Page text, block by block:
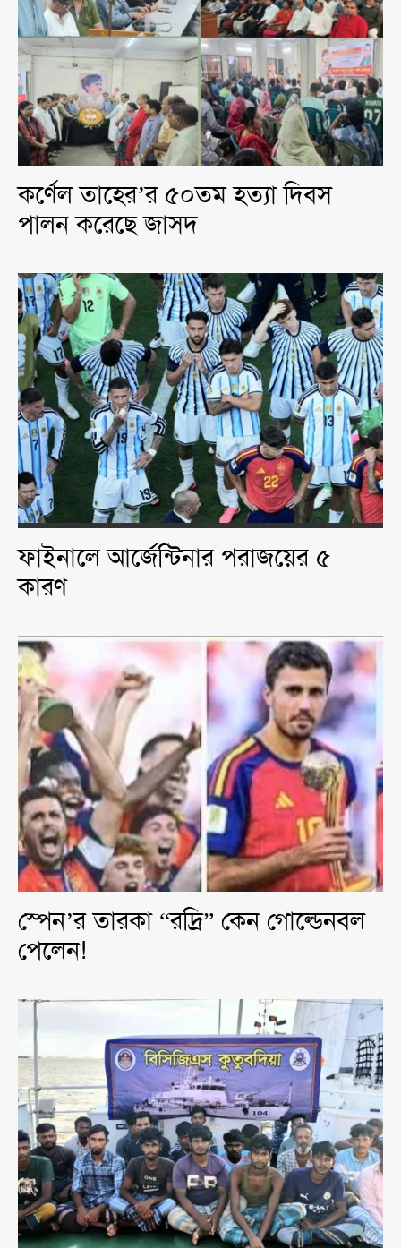
কর্ণেল তাহের’র ৫০তম হত্যা দিবস
পালন করেছে জাসদ
ফাইনালে আর্জেন্টিনার পরাজয়ের ৫
কারণ
স্পেন’র তারকা “রদ্রি” কেন গোল্ডেনবল
পেলেন!